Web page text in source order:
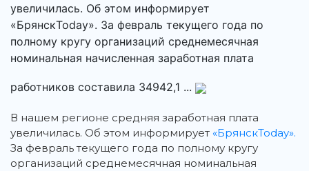
увеличилась. Об этом информирует
«БрянскToday». За февраль текущего года по
полному кругу организаций среднемесячная
номинальная начисленная заработная плата
работников составила 34942,1 ...
В нашем регионе средняя заработная плата
увеличилась. Об этом информирует «БрянскToday».
За февраль текущего года по полному кругу
организаций среднемесячная номинальная